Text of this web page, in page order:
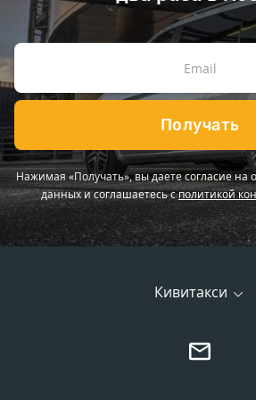
Получать
Нажимая «Получать», вы даете согласие на
данных и соглашаетесь сполитикой
Кивитакси